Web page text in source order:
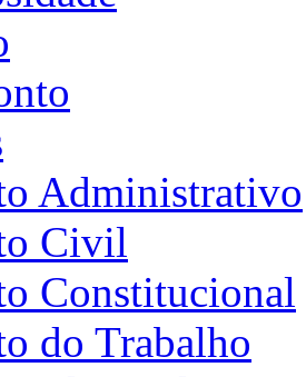
Administrativo
Civil
Constitucional
do Trabalho